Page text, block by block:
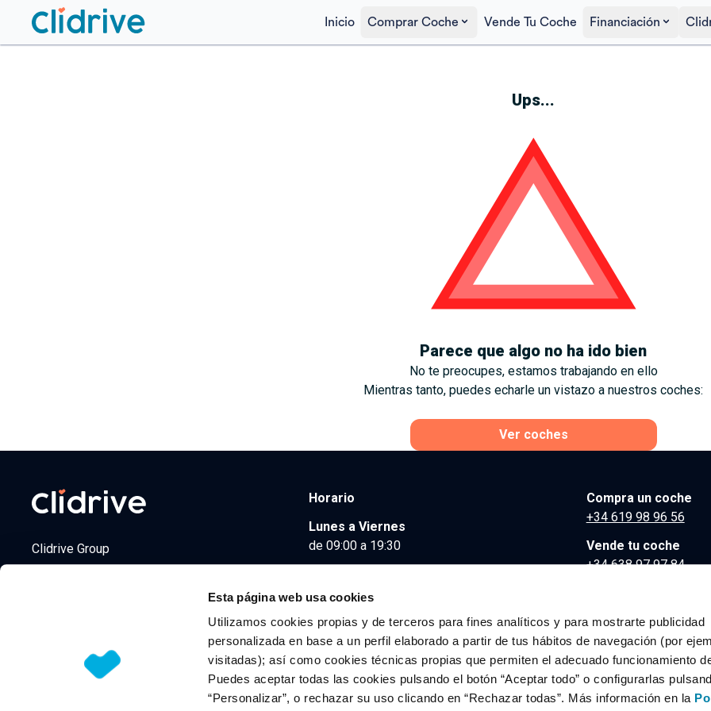
Esta página web usa cookies
Utilizamos cookies propias y de terceros para fines analíticos y para mostrarte publicidad
personalizada en base a un perfil elaborado a partir de tus hábitos de navegación (por
visitadas); así como cookies técnicas propias que permiten el adecuado funcionamiento
Puedes aceptar todas las cookies pulsando el botón “Aceptar todo” o configurarlas
“Personalizar”, o rechazar su uso clicando en “Rechazar todas”. Más información en la
Inicio Comprar Coche Vende Tu Coche Financiación
Ups...
Parece que algo no ha ido bien
No te preocupes, estamos trabajando en ello
Mientras tanto, puedes echarle un vistazo a nuestros coches:
Ver coches
Clidrive Group
Horario
Lunes a Viernes
de 09:00 a 19:30
Compra un coche
+34 619 98 96 56
Vende tu coche
+34 638 97 97 84
© 2026 CLIDRIVE CAPITAL, SOCIEDAD LIMITADA. Todos los derechos reservados.